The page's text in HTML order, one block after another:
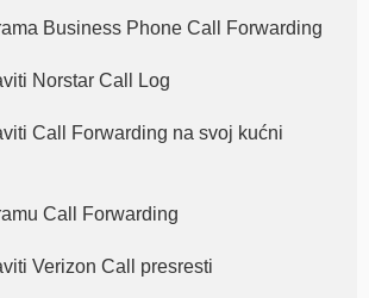
Business Phone Call Forwarding
Norstar Call Log
Call Forwarding na svoj kućni
Call Forwarding
Verizon Call presresti